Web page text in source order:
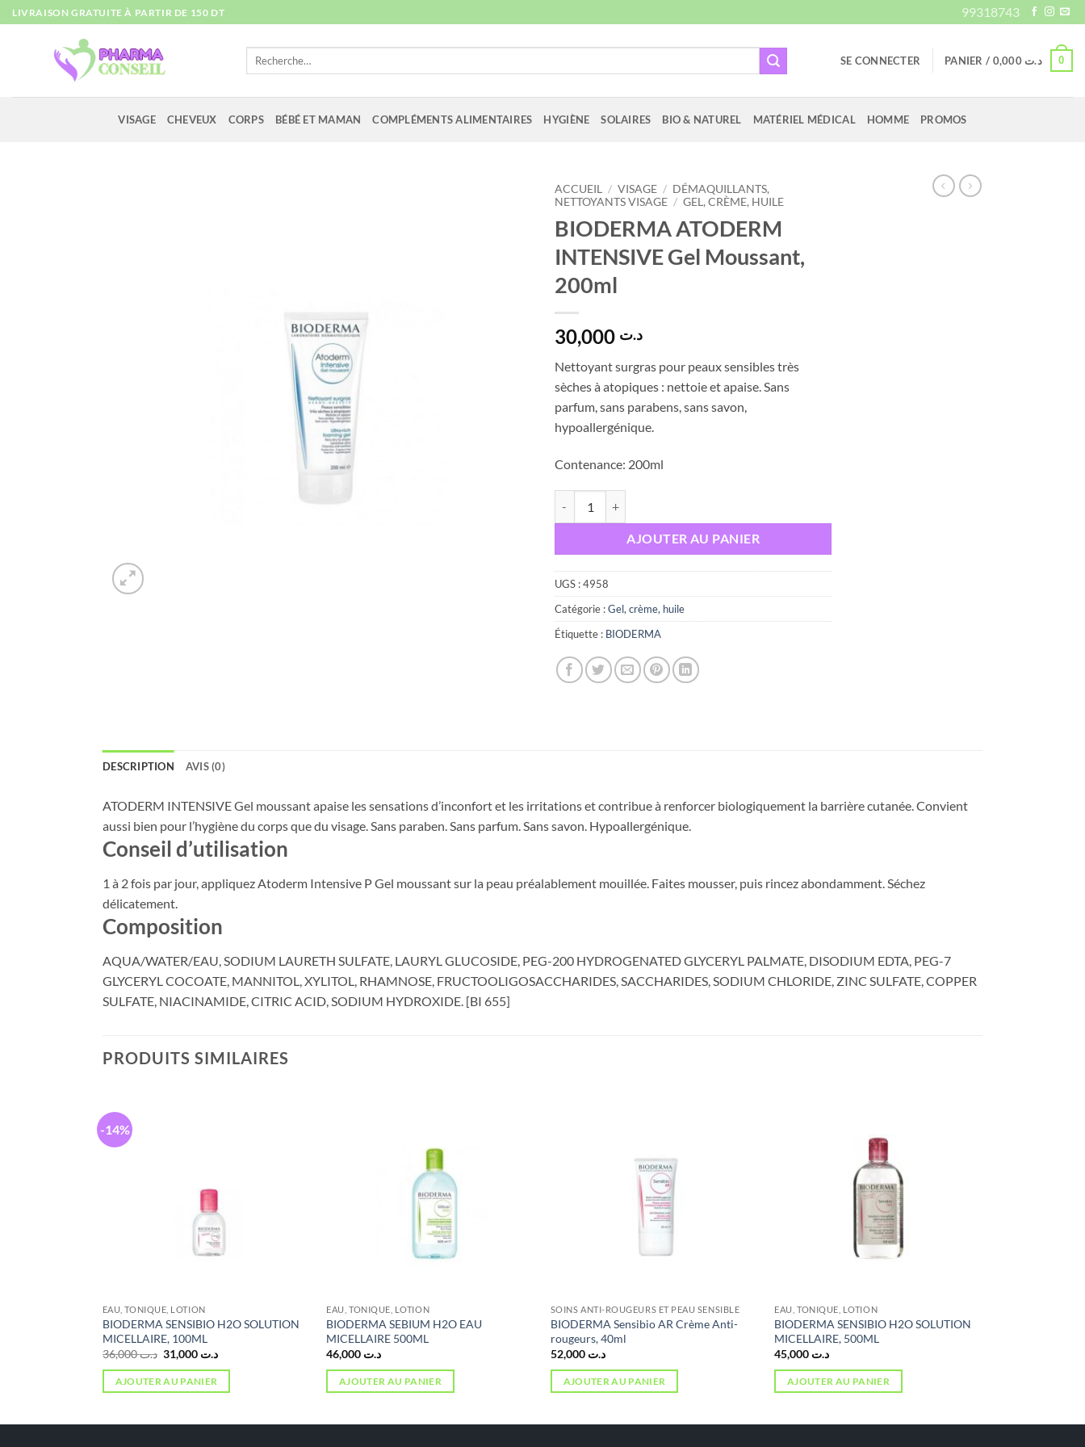
Passer
au
LIVRAISON GRATUITE À PARTIR DE 150 DT 99318743
Recherche
SE CONNECTER PANIER / د.ت 0,000 0
VISAGE CHEVEUX CORPS BÉBÉ ET MAMAN COMPLÉMENTS ALIMENTAIRES HYGIÈNE SOLAIRES BIO & NATUREL MATÉRIEL MÉDICAL HOMME PROMOS
ACCUEIL / VISAGE / DÉMAQUILLANTS,
NETTOYANTS VISAGE / GEL, CRÈME, HUILE
BIODERMA ATODERM
INTENSIVE Gel Moussant,
200ml
د.ت
Nettoyant surgras pour peaux sensibles très
sèches à atopiques : nettoie et apaise. Sans
parfum, sans parabens, sans savon,
hypoallergénique.
Contenance: 200ml
AJOUTER AU PANIER
UGS :4958
Catégorie :Gel, crème, huile
Étiquette : BIODERMA
DESCRIPTION AVIS (0)
ATODERM INTENSIVE Gel moussant apaise les sensations d’inconfort et les irritations et contribue à renforcer biologiquement la barrière cutanée. Convient
aussi bien pour l’hygiène du corps que du visage. Sans paraben. Sans parfum. Sans savon. Hypoallergénique.
Conseil d’utilisation
1 à 2 fois par jour, appliquez Atoderm Intensive P Gel moussant sur la peau préalablement mouillée. Faites mousser, puis rincez abondamment. Séchez
délicatement.
Composition
AQUA/WATER/EAU, SODIUM LAURETH SULFATE, LAURYL GLUCOSIDE, PEG-200 HYDROGENATED GLYCERYL PALMATE, DISODIUM EDTA, PEG-7
GLYCERYL COCOATE, MANNITOL, XYLITOL, RHAMNOSE, FRUCTOOLIGOSACCHARIDES, SACCHARIDES, SODIUM CHLORIDE, ZINC SULFATE, COPPER
SULFATE, NIACINAMIDE, CITRIC ACID, SODIUM HYDROXIDE. [BI 655]
PRODUITS SIMILAIRES
-14%
EAU, TONIQUE, LOTION
BIODERMA SENSIBIO H2O SOLUTION
MICELLAIRE, 100ML
د.ت36,000
Le
prix
initial
était :
د.تLe
actuel
AJOUTER AU PANIER
EAU, TONIQUE, LOTION
BIODERMA SEBIUM H2O EAU
MICELLAIRE 500ML
د.ت
AJOUTER AU PANIER
SOINS ANTI-ROUGEURS ET PEAU SENSIBLE
BIODERMA Sensibio AR Crème Anti-
rougeurs, 40ml
د.ت 52,000
AJOUTER AU PANIER
EAU, TONIQUE, LOTION
BIODERMA SENSIBIO H2O SOLUTION
MICELLAIRE, 500ML
د.ت
AJOUTER AU PANIER